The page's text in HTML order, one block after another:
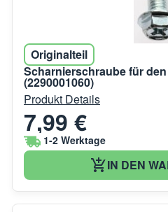
Originalteil
Scharnierschraube für
(2290001060)
Produkt Details
7,99 €
1-2 Werktage
IN DEN